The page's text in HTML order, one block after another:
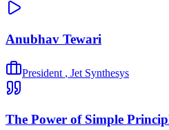
Anubhav Tewari
President , Jet Synthesys
The Power of Simple